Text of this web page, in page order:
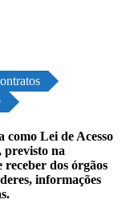
como Lei de Acesso
na
dos órgãos
informações